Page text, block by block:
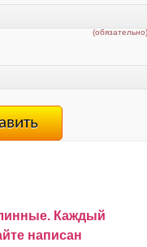
Каждый
написан